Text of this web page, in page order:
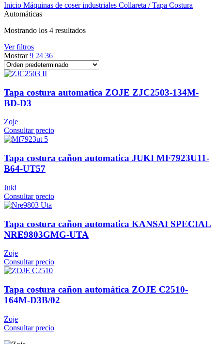
Inicio Máquinas de coser industriales Collareta / Tapa Costura
Automáticas
Mostrando los 4 resultados
Ver filtros
Mostrar9 24 36
Tapa costura automatica ZOJE ZJC2503-134M-
BD-D3
Zoje
Consultar precio
Tapa costura cañon automatica JUKI MF7923U11-
B64-UT57
Juki
Consultar precio
Tapa costura cañon automatica KANSAI SPECIAL
NRE9803GMG-UTA
Zoje
Consultar precio
Tapa costura cañon automática ZOJE C2510-
164M-D3B/02
Zoje
Consultar precio